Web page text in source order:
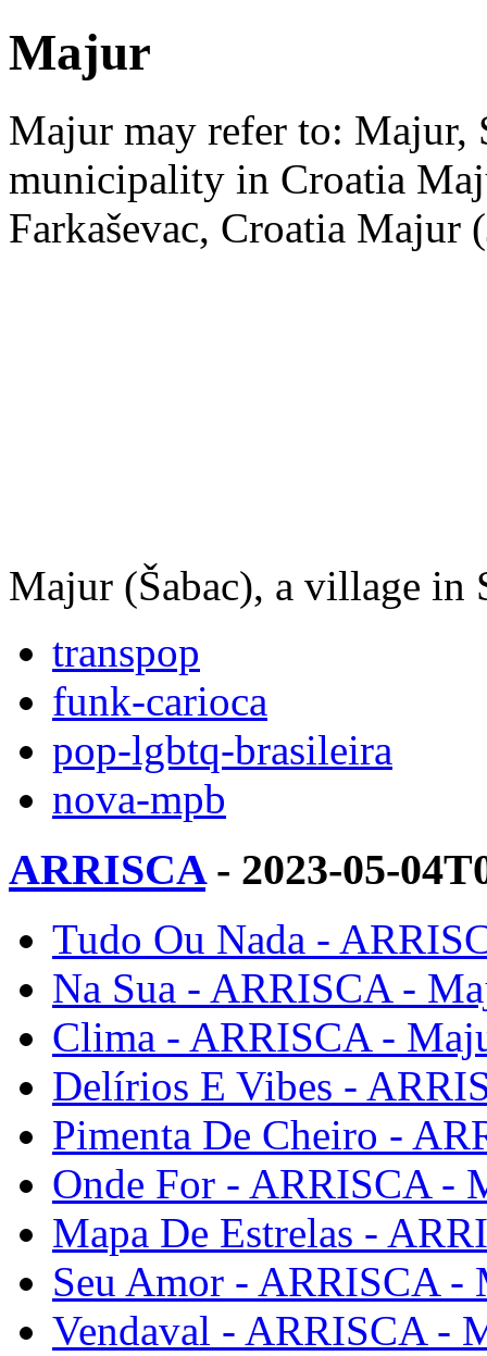
Majur
Majur may refer to: Majur,
municipality in Croatia
Farkaševac, Croatia Majur
Majur (Šabac), a village in
transpop
funk-carioca
pop-lgbtq-brasileira
nova-mpb
ARRISCA- 2023-05-
Tudo Ou Nada -
Na Sua - ARRISCA -
Clima - ARRISCA -
Delírios E Vibes -
Pimenta De Cheiro -
Onde For - ARRISCA -
Mapa De Estrelas -
Seu Amor - ARRISCA -
Vendaval - ARRISCA -